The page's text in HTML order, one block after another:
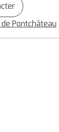
Pontchâteau